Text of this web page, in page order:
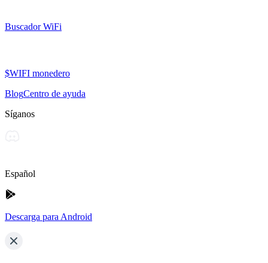
Buscador WiFi
$WIFI monedero
BlogCentro de ayuda
Síganos
Español
Descarga para Android